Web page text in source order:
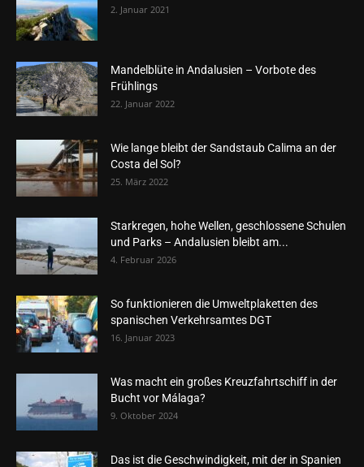
2. Januar 2021
Mandelblüte in Andalusien – Vorbote des
Frühlings
22. Januar 2022
Wie lange bleibt der Sandstaub Calima an der
Costa del Sol?
25. März 2022
Starkregen, hohe Wellen, geschlossene Schulen
und Parks – Andalusien bleibt am...
4. Februar 2026
So funktionieren die Umweltplaketten des
spanischen Verkehrsamtes DGT
16. Januar 2023
Was macht ein großes Kreuzfahrtschiff in der
Bucht vor Málaga?
9. Oktober 2024
Das ist die Geschwindigkeit, mit der in Spanien